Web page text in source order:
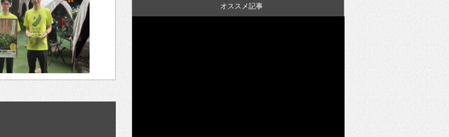
オススメ記事